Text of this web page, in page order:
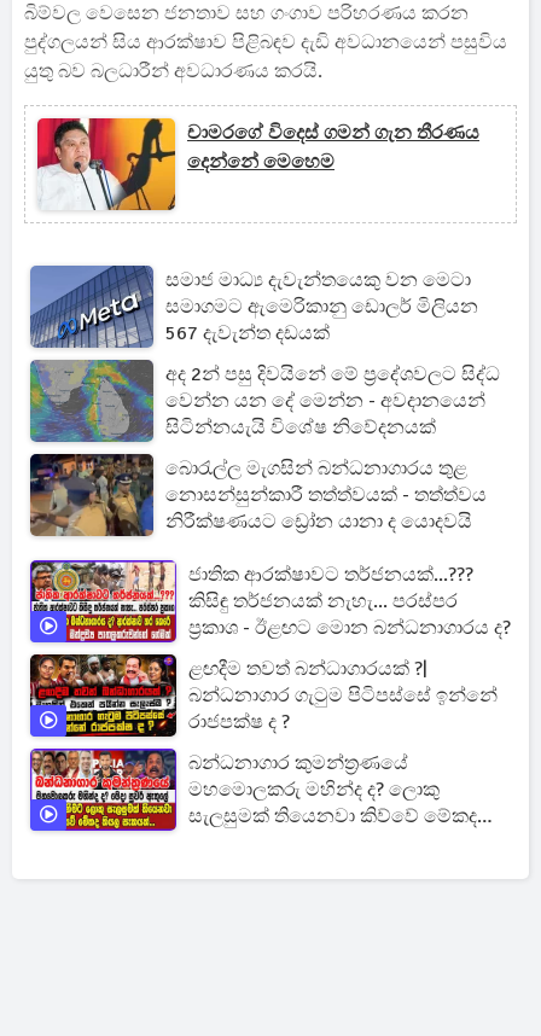
බිම්වල වෙසෙන ජනතාව සහ ගංගාව පරිහරණය කරන
පුද්ගලයන් සිය ආරක්ෂාව පිළිබඳව දැඩි අවධානයෙන් පසුවිය
යුතු බව බලධාරීන් අවධාරණය කරයි.
චාමරගේ විදෙස් ගමන් ගැන තීරණය
දෙන්නේ මෙහෙම
සමාජ මාධ්‍ය දැවැන්තයෙකු වන මෙටා
සමාගමට ඇමෙරිකානු ඩොලර් මිලියන
567 දැවැන්ත දඩයක්
අද 2න් පසු දිවයිනේ මේ ප්‍රදේශවලට සිද්ධ
වෙන්න යන දේ මෙන්න - අවදානයෙන්
සිටින්නයැයි විශේෂ නිවේදනයක්
බොරැල්ල මැගසින් බන්ධනාගාරය තුළ
නොසන්සුන්කාරී තත්ත්වයක් - තත්ත්වය
නිරීක්ෂණයට ඩ්‍රෝන යානා ද යොදවයි
ජාතික ආරක්ෂාවට තර්ජනයක්...???
කිසිඳු තර්ජනයක් නැහැ... පරස්පර
ප්‍රකාශ - ඊළඟට මොන බන්ධනාගාරය ද?
ළඟදීම තවත් බන්ධාගාරයක් ?|
බන්ධනාගාර ගැටුම පිටිපස්සේ ඉන්නේ
රාජපක්ෂ ද ?
බන්ධනාගාර කුමන්ත්‍රණයේ
මහමොලකරු මහින්ද ද? ලොකු
සැලසුමක් තියෙනවා කිව්වේ මේකද